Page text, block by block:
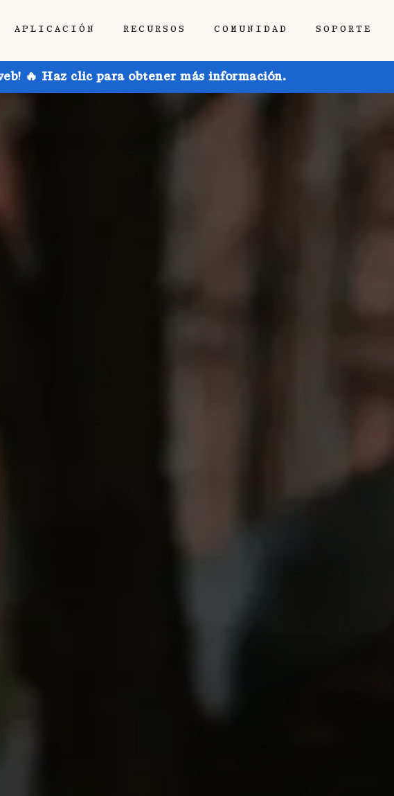
APLICACIÓN RECURSOS COMUNIDAD SOPORTE
🔥 Haz clic para obtener más información.